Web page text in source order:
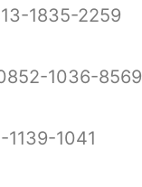
1835-2259
1036-8569
1041